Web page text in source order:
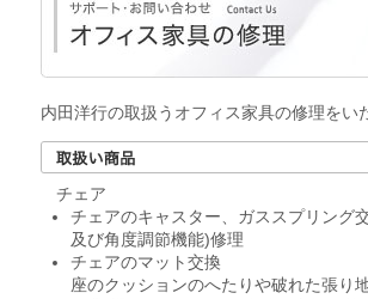
内田洋行の取扱うオフィス家具の修理をい
チェア
チェアのキャスター、ガススプリング
及び角度調節機能)修理
チェアのマット交換
座のクッションのへたりや破れた張り